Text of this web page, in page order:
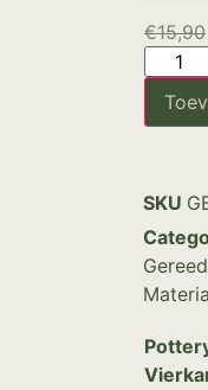
€15,90
SKU